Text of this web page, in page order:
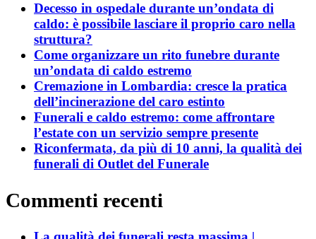
Decesso in ospedale durante un’ondata di
caldo: è possibile lasciare il proprio caro nella
struttura?
Come organizzare un rito funebre durante
un’ondata di caldo estremo
Cremazione in Lombardia: cresce la pratica
dell’incinerazione del caro estinto
Funerali e caldo estremo: come affrontare
l’estate con un servizio sempre presente
Riconfermata, da più di 10 anni, la qualità dei
funerali di Outlet del Funerale
Commenti recenti